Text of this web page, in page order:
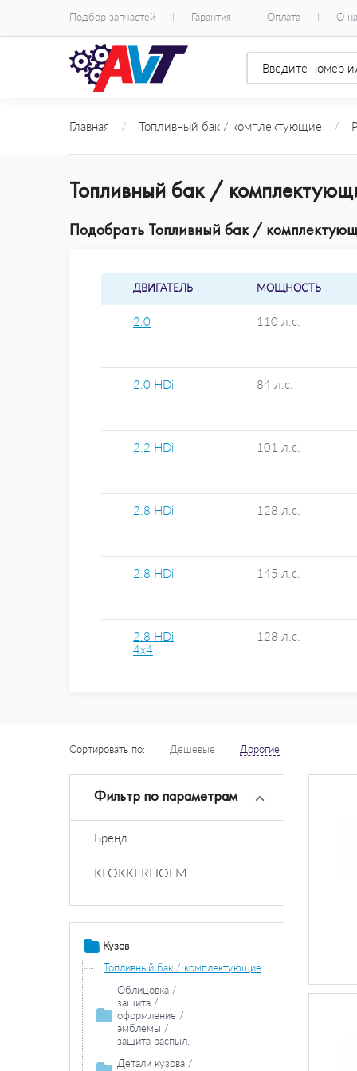
Подбор запчастей Гарантия Оплата О
Главная / Топливный бак / комплектующие /
Топливный бак /
Подобрать Топливный бак /
ДВИГАТЕЛЬ МОЩНОСТЬ
2.0 110 л.с.
2.0 HDi 84 л.с.
2.2 HDi 101 л.с.
2.8 HDi 128 л.с.
2.8 HDi 145 л.с.
2.8 HDi
4x4
128 л.с.
Сортировать по: Дешевые Дорогие
Фильтр по параметрам
Бренд
KLOKKERHOLM
Кузов
Топливный бак / комплектующие
Облицовка /
защита /
оформление /
эмблемы /
защита распыл.
Облицовка / защитная накладка
Детали кузова /